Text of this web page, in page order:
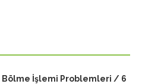
Bölme İşlemi Problemleri / 6